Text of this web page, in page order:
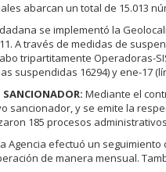
abarcan un total de 15.013
se implementó la
A través de medidas de
tripartitamente Operadoras-
suspendidas 16294) y ene-17
Mediante el
sancionador, y se emite la
185 procesos
Agencia efectuó un
de manera mensual.